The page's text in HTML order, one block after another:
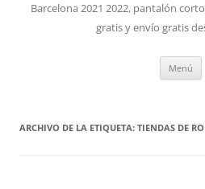
Barcelona 2021 2022, pantalón
gratis y envío gratis
Menú
ARCHIVO DE LA ETIQUETA: TIENDAS DE